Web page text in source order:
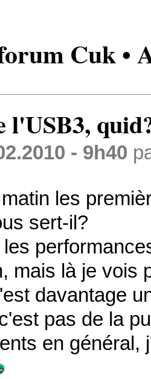
Cuk •
l'USB3,
- 9h40
les
sert-il?
mais là je vois
davantage
pas de la
en général,